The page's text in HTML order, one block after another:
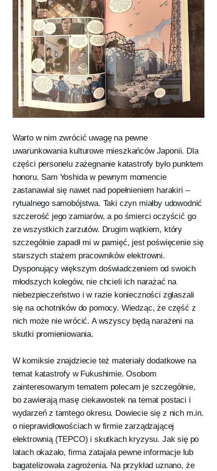
Warto w nim zwrócić uwagę na pewne
uwarunkowania kulturowe mieszkańców Japonii. Dla
części personelu zażegnanie katastrofy było punktem
honoru. Sam Yoshida w pewnym momencie
zastanawiał się nawet nad popełnieniem harakiri –
rytualnego samobójstwa. Taki czyn miałby udowodnić
szczerość jego zamiarów, a po śmierci oczyścić go
ze wszystkich zarzutów. Drugim wątkiem, który
szczególnie zapadł mi w pamięć, jest poświęcenie się
starszych stażem pracowników elektrowni.
Dysponujący większym doświadczeniem od swoich
młodszych kolegów, nie chcieli ich narażać na
niebezpieczeństwo i w razie konieczności zgłaszali
się na ochotników do pomocy. Wiedząc, że część z
nich może nie wrócić. A wszyscy będą narażeni na
skutki promieniowania.
W komiksie znajdziecie też materiały dodatkowe na
temat katastrofy w Fukushimie. Osobom
zainteresowanym tematem polecam je szczególnie,
bo zawierają masę ciekawostek na temat postaci i
wydarzeń z tamtego okresu. Dowiecie się z nich m.in.
o nieprawidłowościach w firmie zarządzającej
elektrownią (TEPCO) i skutkach kryzysu. Jak się po
latach okazało, firma zatajała pewne informacje lub
bagatelizowała zagrożenia. Na przykład uznano, że